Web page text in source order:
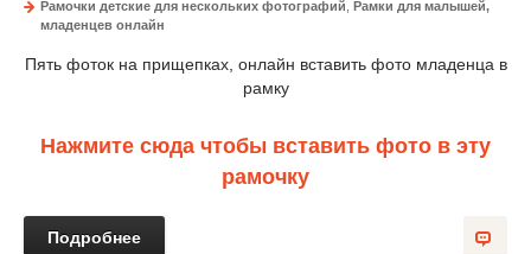
Рамочки детские для нескольких фотографий Рамки для малышей,
младенцев онлайн
Пять фоток на прищепках, онлайн вставить фото младенца в
рамку
Нажмите сюда чтобы вставить фото в эту
рамочку
Подробнее